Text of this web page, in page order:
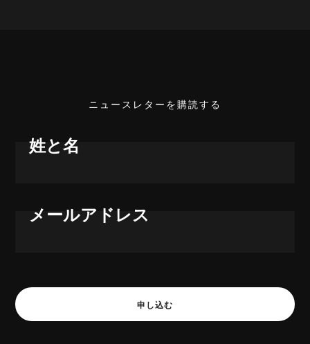
ニュースレターを購読する
姓と名
メールアドレス
申し込む